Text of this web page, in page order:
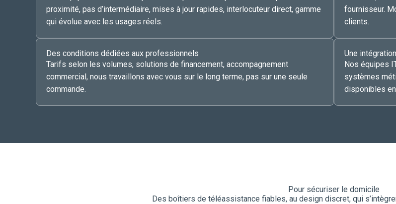
proximité, pas d’intermédiaire, mises à jour rapides, interlocuteur direct, gamme
qui évolue avec les usages réels.
fournisseur.
clients.
Des conditions dédiées aux professionnels
Tarifs selon les volumes, solutions de financement, accompagnement
commercial, nous travaillons avec vous sur le long terme, pas sur une seule
commande.
Une
Nos équipes
systèmes
disponibles
Pour sécuriser le domicile
Des boîtiers de téléassistance fiables, au design discret, qui